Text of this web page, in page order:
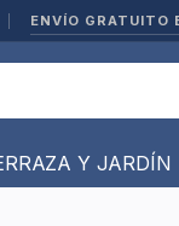
ENVÍO GRATUITO
Y JARDÍN